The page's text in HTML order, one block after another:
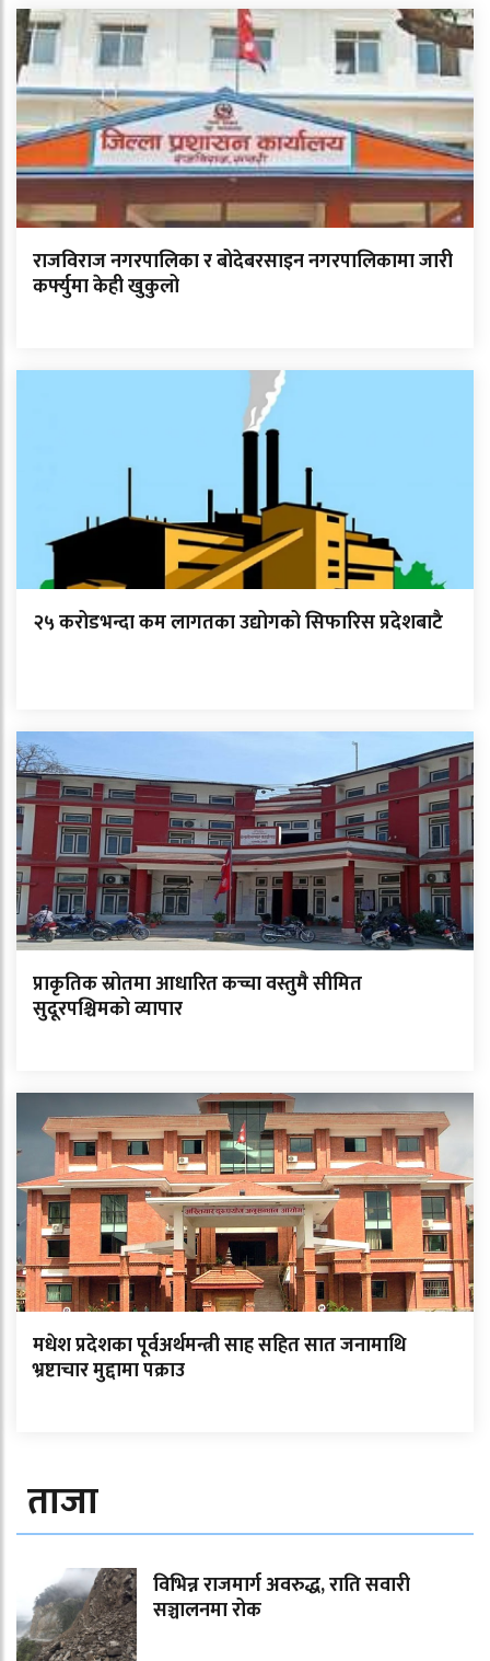
राजविराज नगरपालिका र बोदेबरसाइन नगरपालिकामा जारी
कर्फ्युमा केही खुकुलो
२५ करोडभन्दा कम लागतका उद्योगको सिफारिस प्रदेशबाटै
प्राकृतिक स्रोतमा आधारित कच्चा वस्तुमै सीमित
सुदूरपश्चिमको व्यापार
मधेश प्रदेशका पूर्वअर्थमन्त्री साह सहित सात जनामाथि
भ्रष्टाचार मुद्दामा पक्राउ
ताजा
विभिन्न राजमार्ग अवरुद्ध, राति सवारी
सञ्चालनमा रोक